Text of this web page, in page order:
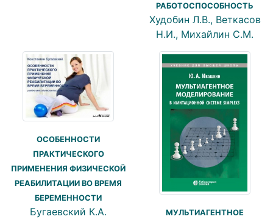
РАБОТОСПОСОБНОСТЬ
Худобин Л.В., Веткасов
Н.И., Михайлин С.М.
ОСОБЕННОСТИ
ПРАКТИЧЕСКОГО
ПРИМЕНЕНИЯ ФИЗИЧЕСКОЙ
РЕАБИЛИТАЦИИ ВО ВРЕМЯ
БЕРЕМЕННОСТИ
Бугаевский К.А.
МУЛЬТИАГЕНТНОЕ